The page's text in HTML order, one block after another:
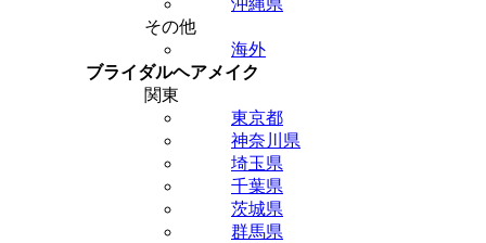
その他
海外
ブライダルヘアメイク
関東
東京都
神奈川県
埼玉県
千葉県
茨城県
群馬県